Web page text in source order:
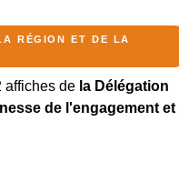
région et de la
dela Délégation
de l'engagement et